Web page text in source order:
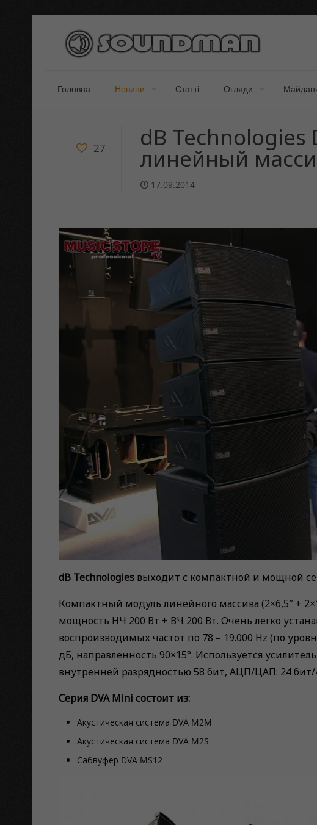
Головна Новини Статті Огляди
27 dB Technologies
линейный
17.09.2014
dB Technologiesвыходит с компактной и мощной
Компактный модуль линейного массива (2×6,5″ +
мощность НЧ 200 Вт + ВЧ 200 Вт. Очень легко
воспроизводимых частот по 78 – 19.000 Hz (по
дБ, направленность 90×15°. Используется
внутренней разрядностью 58 бит, АЦП/ЦАП: 24 бит/
Серия DVA Mini состоит из:
Акустическая система DVA M2M
Акустическая система DVA M2S
Сабвуфер DVA MS12